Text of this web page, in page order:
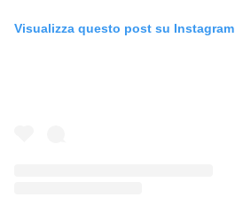
Visualizza questo post su Instagram